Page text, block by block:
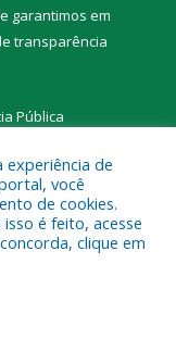
garantimos em
transparência
Pública
Municipal de Novo
experiência de
você
de cookies.
é feito, acesse
clique em